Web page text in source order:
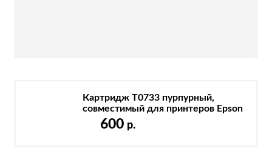
Картридж T0733 пурпурный,
совместимый для принтеров Epson
600 р.